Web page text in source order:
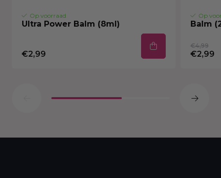
Op voorraad
Ultra Power Balm (8ml)
€2,99
Op
Balm
€4,99
€2,99